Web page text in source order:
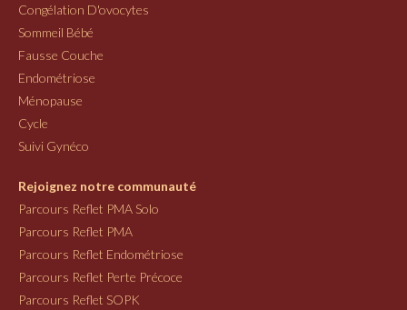
Congélation D'ovocytes
Sommeil Bébé
Fausse Couche
Endométriose
Ménopause
Cycle
Suivi Gynéco
Rejoignez notre communauté
Parcours Reflet PMA Solo
Parcours Reflet PMA
Parcours Reflet Endométriose
Parcours Reflet Perte Précoce
Parcours Reflet SOPK